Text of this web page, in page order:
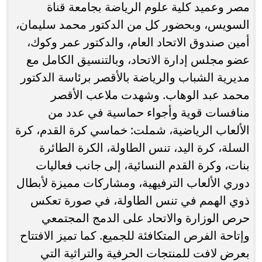
مصر وعميد كلية علوم الرياضة بجامعة قناة
السويس، وبحضور كل من الدكتور محمد سليمان،
أمين صندوق الاتحاد العام، والدكتور عمر وكوك،
عضو مجلس إدارة الاتحاد، وبالتنسيق الكامل مع
مديرية الشباب والرياضة بالأقصر برئاسة الدكتور
محمد عبد الوهاب. وشهدت ملاعب الأقصر
منافسات قوية وأجواء حماسية في عدد من
الألعاب الرياضية، شملت: خماسي كرة القدم، كرة
السلة، كرة اليد، تنس الطاولة، الكرة الطائرة
بنات، وكرة القدم النسائية، إلى جانب فعاليات
دوري الألعاب الترفيهية، ومشاركات مميزة لأبطال
ذوي الهمم في تنس الطاولة، في صورة تعكس
حرص الوزارة والاتحاد على الدمج المجتمعي
وإتاحة الفرص المتكافئة للجميع. كما تميز الافتتاح
بعرض لافت للمنتجات الحرفية والتراثية التي